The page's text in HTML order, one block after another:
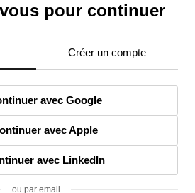
pour continuer
Créer un compte
avec Google
avec Apple
avec LinkedIn
ou par email